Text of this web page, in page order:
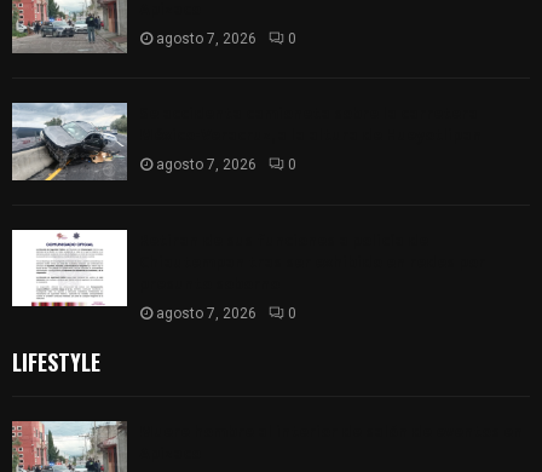
agosto 7, 2026 0
agosto 7, 2026 0
agosto 7, 2026 0
LIFESTYLE